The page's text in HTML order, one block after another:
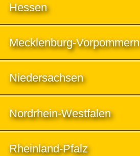
Hessen
Mecklenburg-Vorpommern
Niedersachsen
Nordrhein-Westfalen
Rheinland-Pfalz